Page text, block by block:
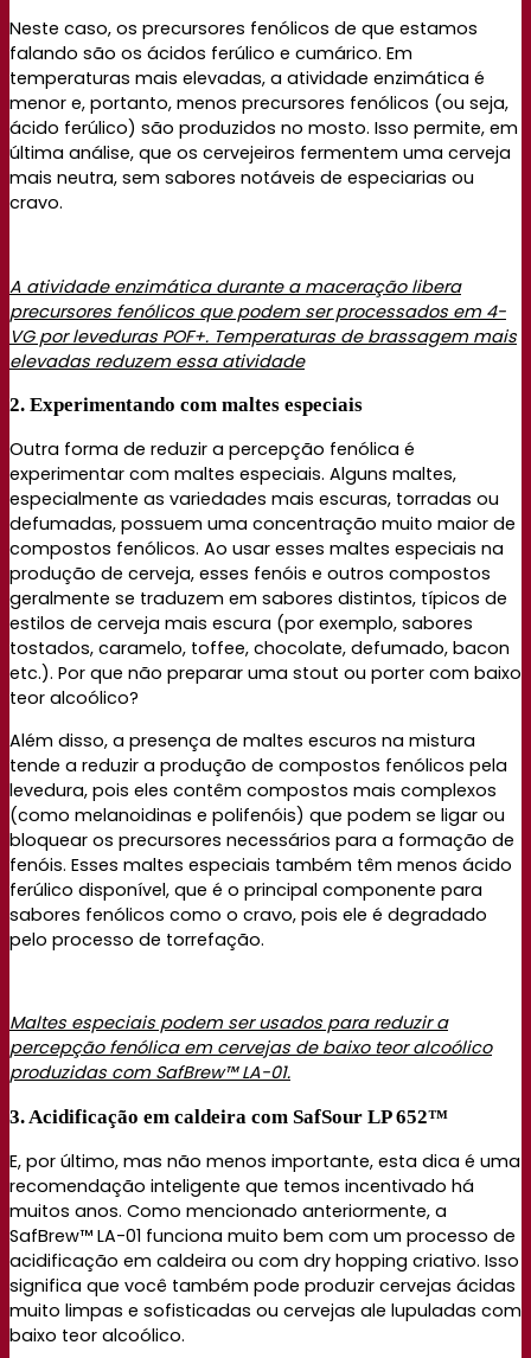
Neste caso, os precursores fenólicos de que estamos
falando são os ácidos ferúlico e cumárico. Em
temperaturas mais elevadas, a atividade enzimática é
menor e, portanto, menos precursores fenólicos (ou seja,
ácido ferúlico) são produzidos no mosto. Isso permite, em
última análise, que os cervejeiros fermentem uma cerveja
mais neutra, sem sabores notáveis ​​de especiarias ou
cravo.
A atividade enzimática durante a maceração libera
precursores fenólicos que podem ser processados ​​em 4-
VG por leveduras POF+. Temperaturas de brassagem mais
elevadas reduzem essa atividade
2. Experimentando com maltes especiais
Outra forma de reduzir a percepção fenólica é
experimentar com maltes especiais. Alguns maltes,
especialmente as variedades mais escuras, torradas ou
defumadas, possuem uma concentração muito maior de
compostos fenólicos. Ao usar esses maltes especiais na
produção de cerveja, esses fenóis e outros compostos
geralmente se traduzem em sabores distintos, típicos de
estilos de cerveja mais escura (por exemplo, sabores
tostados, caramelo, toffee, chocolate, defumado, bacon
etc.). Por que não preparar uma stout ou porter com baixo
teor alcoólico?
Além disso, a presença de maltes escuros na mistura
tende a reduzir a produção de compostos fenólicos pela
levedura, pois eles contêm compostos mais complexos
(como melanoidinas e polifenóis) que podem se ligar ou
bloquear os precursores necessários para a formação de
fenóis. Esses maltes especiais também têm menos ácido
ferúlico disponível, que é o principal componente para
sabores fenólicos como o cravo, pois ele é degradado
pelo processo de torrefação.
Maltes especiais podem ser usados ​​para reduzir a
percepção fenólica em cervejas de baixo teor alcoólico
produzidas com SafBrew™ LA-01.
3. Acidificação em caldeira com SafSour LP 652™
E, por último, mas não menos importante, esta dica é uma
recomendação inteligente que temos incentivado há
muitos anos. Como mencionado anteriormente, a
SafBrew™ LA-01 funciona muito bem com um processo de
acidificação em caldeira ou com dry hopping criativo. Isso
significa que você também pode produzir cervejas ácidas
muito limpas e sofisticadas ou cervejas ale lupuladas com
baixo teor alcoólico.